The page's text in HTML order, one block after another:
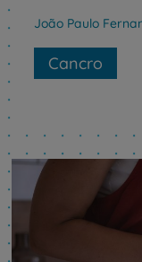
João Paulo
Cancro